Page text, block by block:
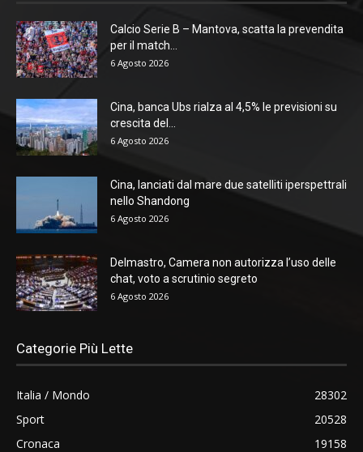
Calcio Serie B – Mantova, scatta la prevendita
per il match...
6 Agosto 2026
Cina, banca Ubs rialza al 4,5% le previsioni su
crescita del...
6 Agosto 2026
Cina, lanciati dal mare due satelliti iperspettrali
nello Shandong
6 Agosto 2026
Delmastro, Camera non autorizza l’uso delle
chat, voto a scrutinio segreto
6 Agosto 2026
Categorie Più Lette
Italia / Mondo
28302
Sport
20528
Cronaca
19158